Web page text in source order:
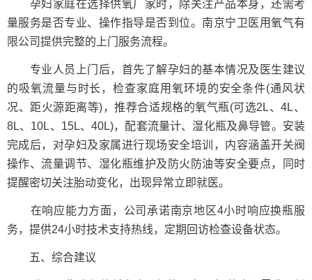
孕妇家庭在选择供氧厂家时，除关注产品本身，还需考
量服务是否专业、操作指导是否到位。南京宁卫医用氧气有
限公司提供完整的上门服务流程。
专业人员上门后，首先了解孕妇的基本情况及医生建议
的吸氧流量与时长，检查家庭用氧环境的安全条件(通风状
况、距火源距离等)，推荐合适规格的氧气瓶(可选2L、4L、
8L、10L、15L、40L)，配套流量计、湿化瓶及鼻导管。安装
完成后，对孕妇及家属进行现场安全培训，内容涵盖开关阀
操作、流量调节、湿化瓶维护及防火防油等安全要点，同时
提醒密切关注胎动变化，出现异常立即就医。
在响应能力方面，公司承诺南京地区4小时响应换瓶服
务，提供24小时技术支持热线，定期回访检查设备状态。
五、综合建议